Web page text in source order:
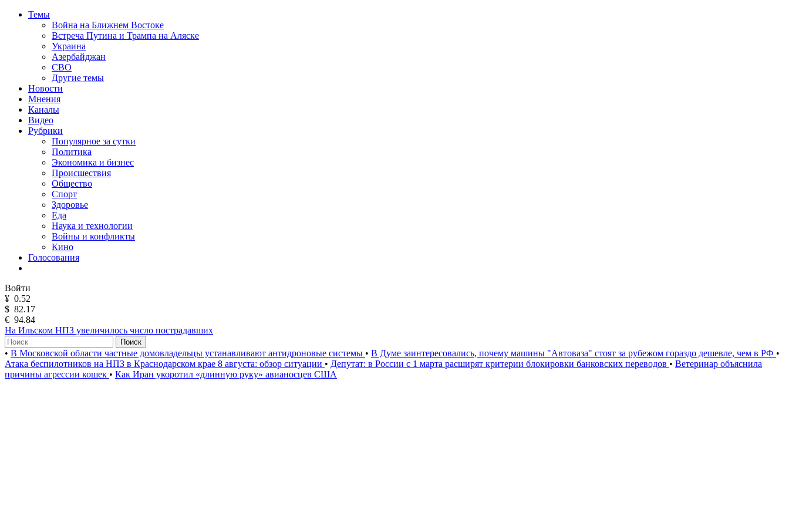
Темы
Война на Ближнем Востоке
Встреча Путина и Трампа на Аляске
Украина
Азербайджан
СВО
Другие темы
Новости
Мнения
Каналы
Видео
Рубрики
Популярное за сутки
Политика
Экономика и бизнес
Происшествия
Общество
Спорт
Здоровье
Еда
Наука и технологии
Войны и конфликты
Кино
Голосования
Войти
¥ 0.52
$ 82.17
€ 94.84
На Ильском НПЗ увеличилось число пострадавших
Поиск
• В Московской области частные домовладельцы устанавливают антидроновые системы • В Думе заинтересовались, почему машины "Автоваза" стоят за рубежом гораздо дешевле, чем в РФ •
Атака беспилотников на НПЗ в Краснодарском крае 8 августа: обзор ситуации • Депутат: в России с 1 марта расширят критерии блокировки банковских переводов • Ветеринар объяснила
причины агрессии кошек • Как Иран укоротил «длинную руку» авианосцев США